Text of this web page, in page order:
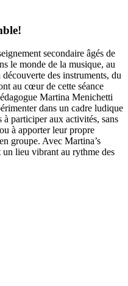
secondaire âgés de
le monde de la musique, au
des instruments, du
au cœur de cette séance
Martina Menichetti
dans un cadre ludique
à participer aux activités, sans
à apporter leur propre
groupe. Avec Martina’s
lieu vibrant au rythme des